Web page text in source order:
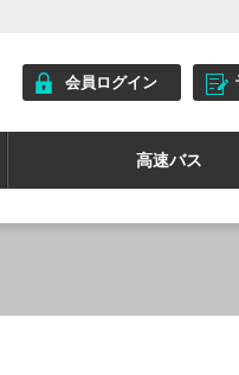
会員ログイン
高速バス